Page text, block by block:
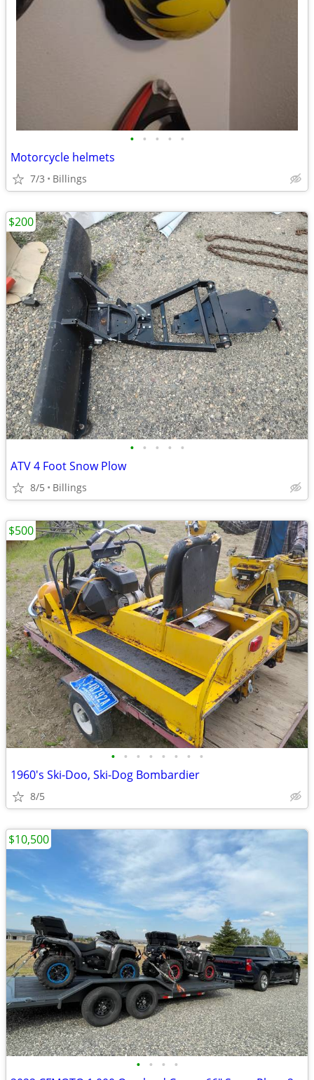
• • • • •
Motorcycle helmets
7/3 Billings
• • • • •
ATV 4 Foot Snow Plow
8/5 Billings
$200
• • • • • • • •
1960's Ski-Doo, Ski-Dog Bombardier
8/5
$500
• • • •
$10,500